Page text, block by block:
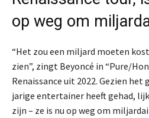
op weg om
“Het zou een miljard moeten
zien”, zingt Beyoncé in “Pure/
Renaissance uit 2022. Gezien het
jarige entertainer heeft gehad,
zijn – ze is nu op weg om